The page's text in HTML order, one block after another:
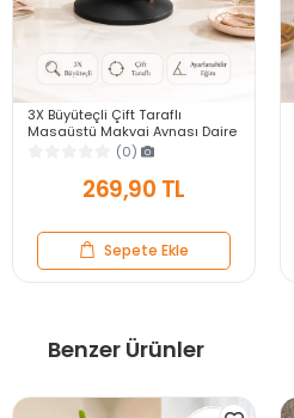
3X Büyüteçli Çift Taraflı
Masaüstü Makyaj Aynası Daire
Siyah Rose Gold Standlı
Dekoratif Yakın Ayna
(0)
269,90 TL
Sepete Ekle
Benzer Ürünler